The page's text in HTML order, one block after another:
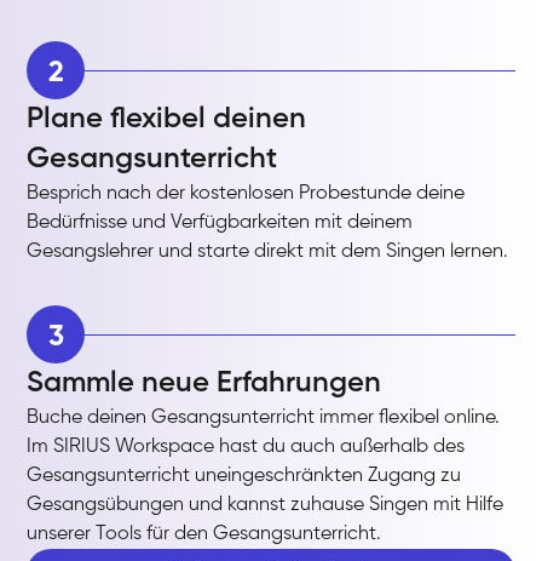
2
Plane flexibel deinen
Gesangsunterricht
Besprich nach der kostenlosen Probestunde deine
Bedürfnisse und Verfügbarkeiten mit deinem
Gesangslehrer und starte direkt mit dem Singen lernen.
3
Sammle neue Erfahrungen
Buche deinen Gesangsunterricht immer flexibel online.
Im SIRIUS Workspace hast du auch außerhalb des
Gesangsunterricht uneingeschränkten Zugang zu
Gesangsübungen und kannst zuhause Singen mit Hilfe
unserer Tools für den Gesangsunterricht.